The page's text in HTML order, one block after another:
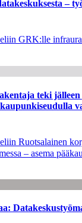
–
GRK:lle
teki
Ruotsalainen
– asema